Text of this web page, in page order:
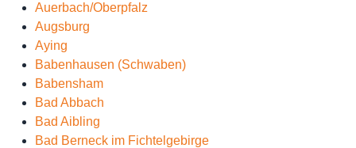
Auerbach/Oberpfalz
Augsburg
Aying
Babenhausen (Schwaben)
Babensham
Bad Abbach
Bad Aibling
Bad Berneck im Fichtelgebirge